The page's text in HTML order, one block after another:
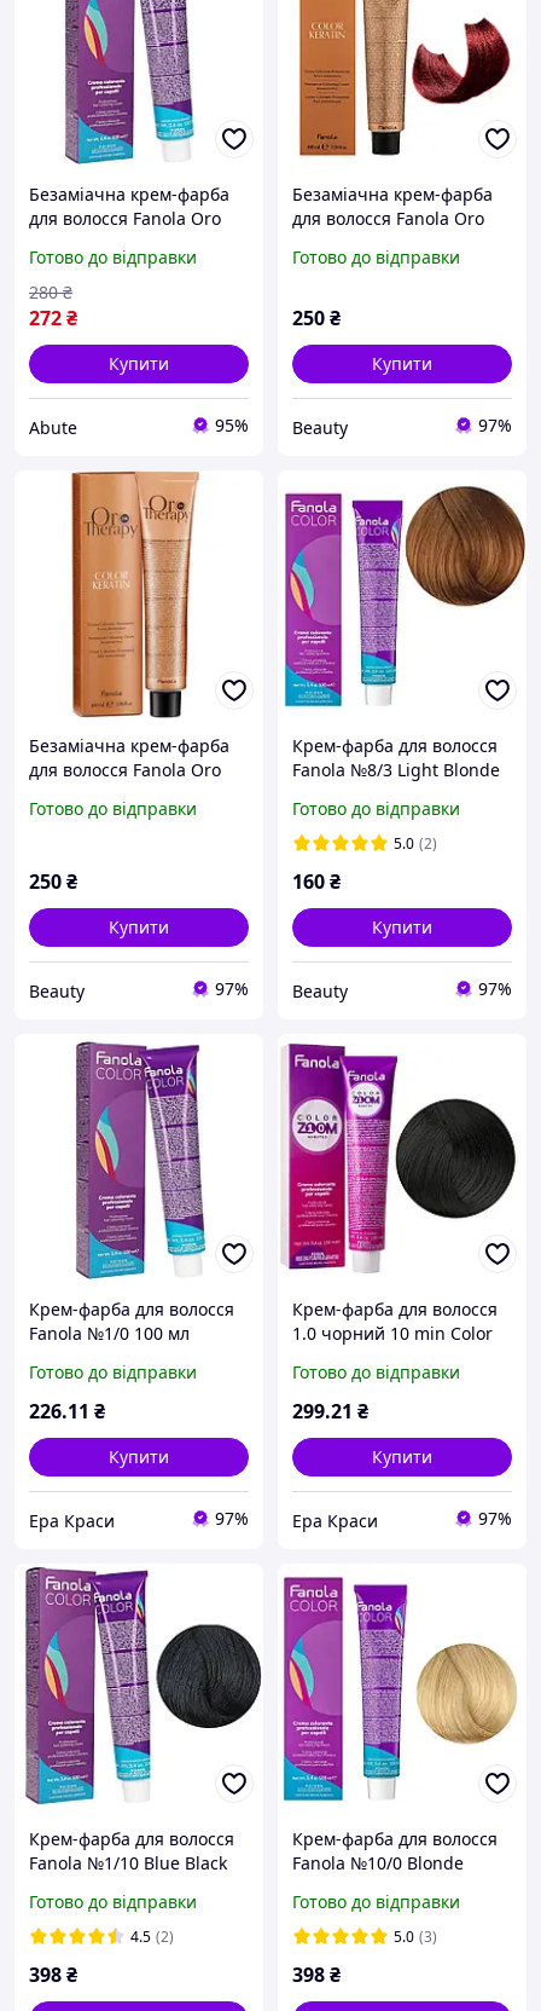
Безаміачна крем-фарба
для волосся Fanola Oro
Готово до відправки
272₴
280 ₴
Купити
Abute 95%
Безаміачна крем-фарба
для волосся Fanola Oro
chestnut warm red 100 мл
Готово до відправки
250₴
Купити
Beauty 97%
Безаміачна крем-фарба
для волосся Fanola Oro
Oscuro Caoba 100 мл
Готово до відправки
250₴
Купити
Beauty 97%
Крем-фарба для волосся
Fanola №8/3 Light Blonde
Готово до відправки
5.0 (2)
160₴
Купити
Beauty 97%
Крем-фарба для волосся
Fanola №1/0 100 мл
Готово до відправки
226.11 ₴
Купити
Ера Краси 97%
Крем-фарба для волосся
1.0 чорний 10 min Color
Готово до відправки
299.21 ₴
Купити
Ера Краси 97%
Крем-фарба для волосся
Fanola №1/10 Blue Black
Готово до відправки
4.5 (2)
398₴
Крем-фарба для волосся
Fanola №10/0 Blonde
Готово до відправки
5.0 (3)
398₴